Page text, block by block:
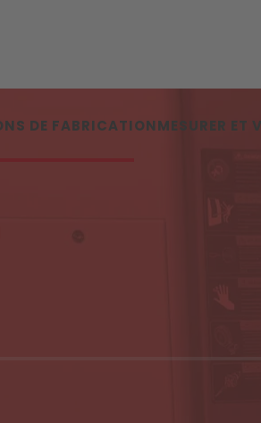
DE FABRICATIONMESURER ET